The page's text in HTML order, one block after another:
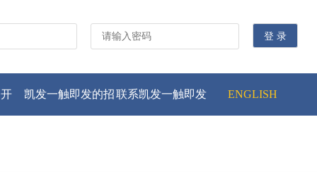
凯发一触即发的招联系凯发一触即发 ENGLISH